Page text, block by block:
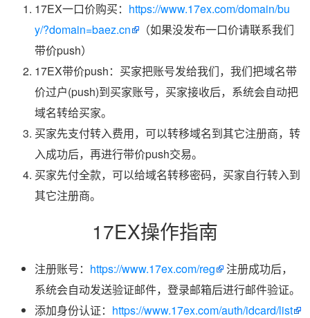
17EX一口价购买： https://www.17ex.com/domain/bu
y/?domain=baez.cn
（如果没发布一口价请联系我们
带价push）
17EX带价push：买家把账号发给我们，我们把域名带
价过户(push)到买家账号，买家接收后，系统会自动把
域名转给买家。
买家先支付转入费用，可以转移域名到其它注册商，转
入成功后，再进行带价push交易。
买家先付全款，可以给域名转移密码，买家自行转入到
其它注册商。
17EX操作指南
注册账号： https://www.17ex.com/reg
注册成功后，
系统会自动发送验证邮件，登录邮箱后进行邮件验证。
添加身份认证： https://www.17ex.com/auth/idcard/list